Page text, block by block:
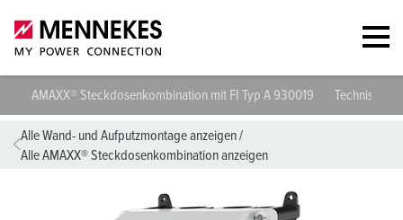
AMAXX® Steckdosenkombination mit FI Typ A 930019 Technische
Alle Wand- und Aufputzmontage anzeigen/
Alle AMAXX® Steckdosenkombination anzeigen